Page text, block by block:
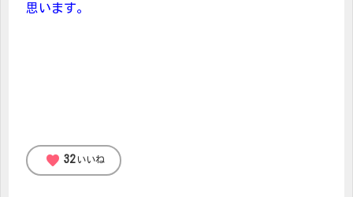
思います。
favorite 32 いいね